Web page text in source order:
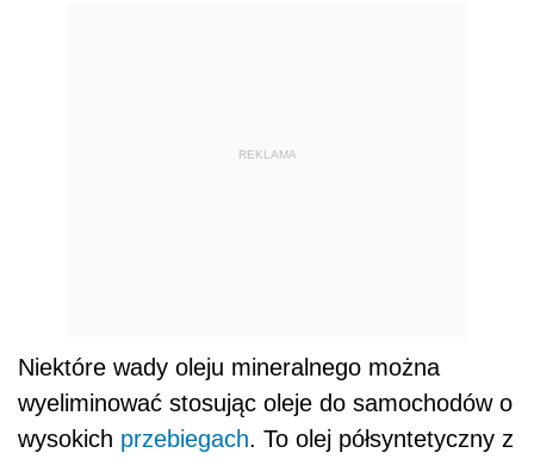
REKLAMA
Niektóre wady oleju mineralnego można
wyeliminować stosując oleje do samochodów o
wysokich przebiegach. To olej półsyntetyczny z